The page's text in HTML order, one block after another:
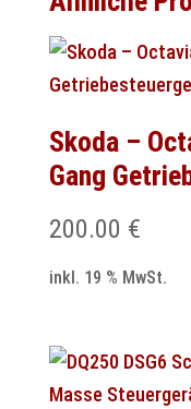
Skoda –
Gang
200.00 €
inkl. 19 % MwSt.